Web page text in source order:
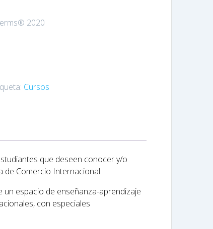
2020
Cursos
que deseen conocer y/o
de Comercio Internacional.
espacio de enseñanza-aprendizaje
con especiales